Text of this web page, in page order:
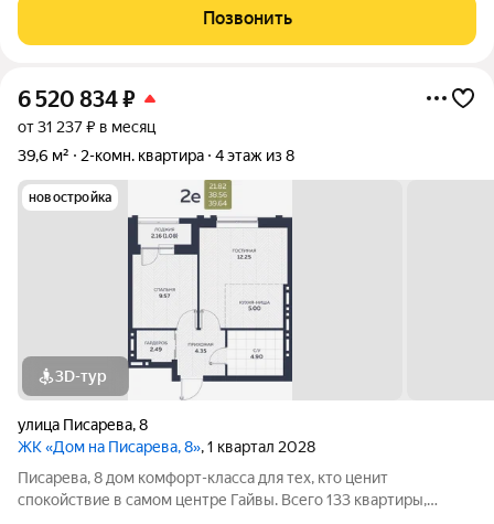
комфортная планировка Окна на разные стороны- много света
и свежего воздуха Дом панельный,
Позвонить
6 520 834₽
от 31 237 ₽ в месяц
39,6 м²
2-комн. квартира 4 этаж из 8
новостройка
3D-тур
улица Писарева,8
ЖК «Дом на Писарева, 8», 1 квартал 2028
Писарева, 8 дом комфорт-класса для тех, кто ценит
спокойствие в самом центре Гайвы. Всего 133 квартиры,